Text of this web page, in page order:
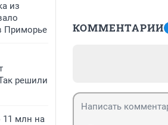
из
Приморье
решили
11 млн на
КОММЕНТАРИИ